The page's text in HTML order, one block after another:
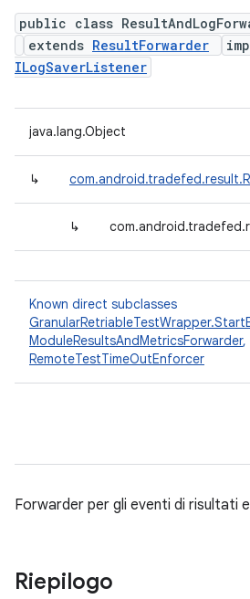
public class
extends ResultForwarder
ILogSaverListener
java.lang.Object
↳
↳
Known direct subclasses
ModuleResultsAndMetricsForwarder,
RemoteTestTimeOutEnforcer
Forwarder per gli eventi di risultati
Riepilogo